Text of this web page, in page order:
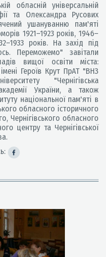
обласній універсальній
та Олександра Русових
ушануванню пам'яті
1921–1923 років, 1946–
років. На захід під
Переможемо" завітали
вищої освіти міста:
імені Героїв Крут ПрАТ "ВНЗ
"Чернігівська
академії України, а також
національної пам'яті в
обласного історичного
Чернігівського обласного
центру та Чернігівської